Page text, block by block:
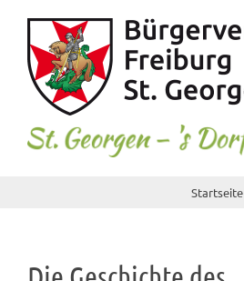
content
Startseite